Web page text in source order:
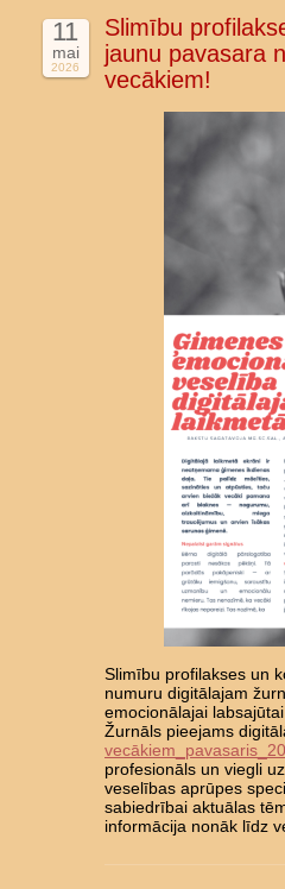
11
mai
2026
Slimību
jaunu pavasara
vecākiem!
Slimību profilakses un
numuru digitālajam
emocionālajai
Žurnāls pieejams
profesionāls un viegli
veselības aprūpes
sabiedrībai aktuālas
informācija nonāk